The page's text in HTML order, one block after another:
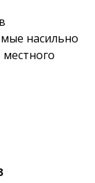
насильно